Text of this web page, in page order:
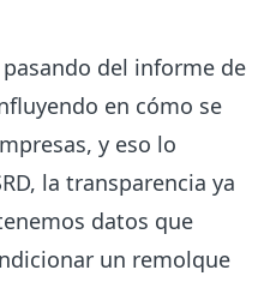
del informe de
en cómo se
y eso lo
la transparencia ya
datos que
un remolque